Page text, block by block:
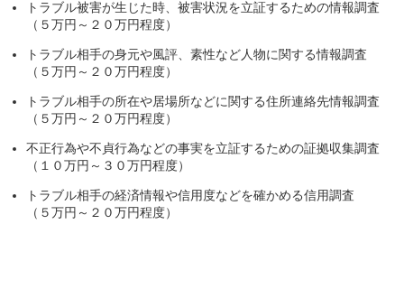
トラブル被害が生じた時、被害状況を立証するための情報調査
（５万円～２０万円程度）
トラブル相手の身元や風評、素性など人物に関する情報調査
（５万円～２０万円程度）
トラブル相手の所在や居場所などに関する住所連絡先情報調査
（５万円～２０万円程度）
不正行為や不貞行為などの事実を立証するための証拠収集調査
（１０万円～３０万円程度）
トラブル相手の経済情報や信用度などを確かめる信用調査
（５万円～２０万円程度）